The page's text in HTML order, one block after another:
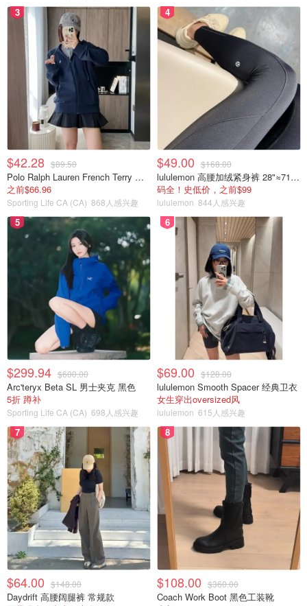
将钱转出是为了防止她看到账户余额后冲动消费，而是为了
积攒资金。尽管心存疑虑，Emily还是勉强接受了他的解
释。她要求John将钱转回来，并要求加入他的私人账户以
增加透明度。然而，John选择关闭了那个账户，将资金转
回共同账户，避免了Emily对他以往交易记录的进一步审
查，这更加削弱了她对他的信任。
在这之后，Emily开始考虑使用家庭的存款来购买一处投资
房产。她对John解释说，这可以作为将来为孩子提供更好
教育环境的一种方式。同时，她也有个人动机：
买房产来防止John再次挪用家庭资金，并考虑到如果两人
最终分开，拥有两处房产将为分离提供更多的选择。
定反映了她对未来关系不确定性的担忧，以及她试图保护自
己和孩子利益的愿望。然而，这一决定也可能给两人之间已
经紧张的关系带来更多的复杂性和挑战。
在这段时间里，Emily决定不顾朋友的劝告，坚持购买投资
房产的想法，认为这可能是解决他们关系问题的一种方式。
尽管John最初对于背负额外的贷款持保留态度，尤其是在
他还未找到稳定工作的情况下，但在Emily的坚持和规划
下，加之John短暂地找到了工作，他们最终完成了房产的
购买。不幸的是，John不久之后就失业了，这使得情况变
得更加紧张。
为了应对交房时的资金不足问题，Emily不得不向朋友和前
老板借款，而John却没借到钱。这一点让Emily更加坚信，
自己在这段关系中所做的牺牲和努力远超过了John家庭在
他们买第一套房时的贡献。John的失业和随后不稳定的职
业状态，包括短期的工作、做Uber和送餐，以及偶尔的兼
职，都让Emily感到失望。特别是当John有机会在一家中国
公司找到可能的稳定工作时，他对于这个机会的态度和决定
进一步加剧了Emily的不安和失望。
在这个阶段，Emily与John之间的信任已经严重受损，她开
始怀疑他对家庭的承诺和责任感。Emily的独立性、她对家
3
$42.28 $89.50
Polo Ralph Lauren French Terry 女童连帽卫衣 7-16码
之前$66.96
Sporting Life CA (CA) 868人感兴趣
4
$49.00 $168.00
lululemon 高腰加绒紧身裤 28"≈71cm 5个口袋
码全！史低价，之前$99
lululemon 844人感兴趣
5
$299.94 $600.00
Arc'teryx Beta SL 男士夹克 黑色
5折 蹲补
Sporting Life CA (CA) 698人感兴趣
6
$69.00 $128.00
lululemon Smooth Spacer 经典卫衣
女生穿出oversized风
lululemon 615人感兴趣
7
$64.00 $148.00
Daydrift 高腰阔腿裤 常规款
8
$108.00 $360.00
Coach Work Boot 黑色工装靴